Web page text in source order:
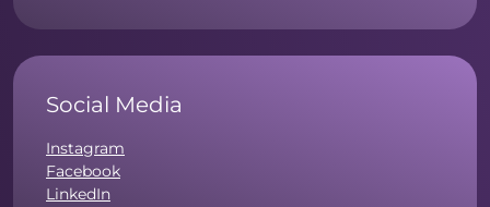
Social Media
Instagram
Facebook
LinkedIn